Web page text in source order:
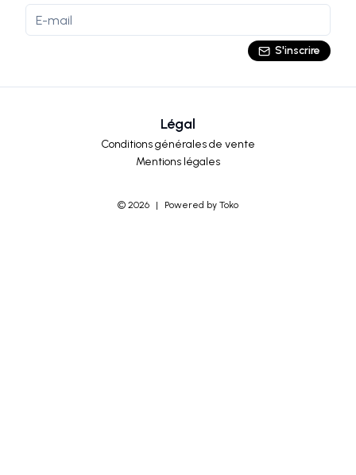
S'inscrire
Légal
Conditions générales de vente
Mentions légales
© 2026 | Powered by Toko